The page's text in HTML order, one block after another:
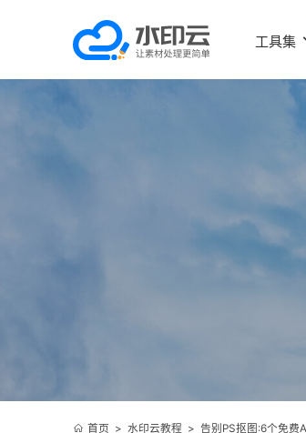
工具集
首页 > 水印云教程 > 告别PS抠图:6个免费